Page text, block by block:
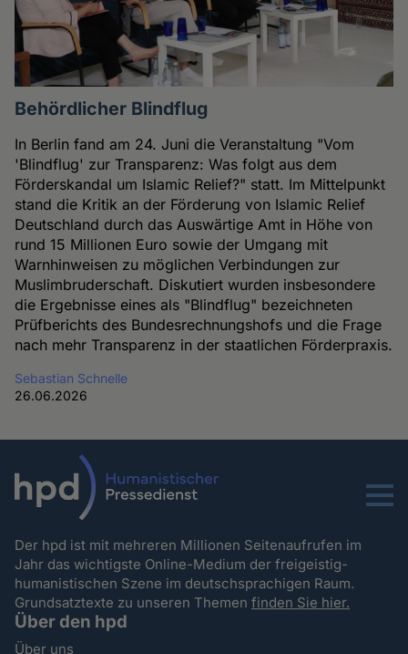
Behördlicher Blindflug
In Berlin fand am 24. Juni die Veranstaltung "Vom
'Blindflug' zur Transparenz: Was folgt aus dem
Förderskandal um Islamic Relief?" statt. Im Mittelpunkt
stand die Kritik an der Förderung von Islamic Relief
Deutschland durch das Auswärtige Amt in Höhe von
rund 15 Millionen Euro sowie der Umgang mit
Warnhinweisen zu möglichen Verbindungen zur
Muslimbruderschaft. Diskutiert wurden insbesondere
die Ergebnisse eines als "Blindflug" bezeichneten
Prüfberichts des Bundesrechnungshofs und die Frage
nach mehr Transparenz in der staatlichen Förderpraxis.
Sebastian Schnelle
26.06.2026
Menu
Der hpd ist mit mehreren Millionen Seitenaufrufen im
Jahr das wichtigste Online-Medium der freigeistig-
humanistischen Szene im deutschsprachigen Raum.
Grundsatztexte zu unseren Themenfinden Sie hier.
Über den hpd
Über uns